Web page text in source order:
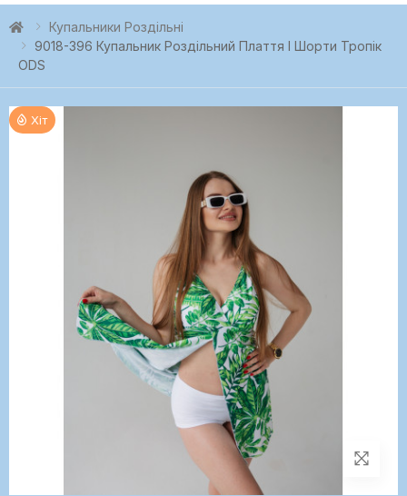
Купальники Роздільні
9018-396 Купальник Роздільний Плаття І Шорти Тропік
ODS
Хіт